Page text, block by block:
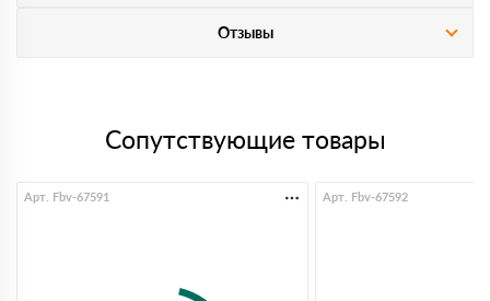
Отзывы
Сопутствующие товары
Арт. Fbv-67591 Арт. Fbv-67592